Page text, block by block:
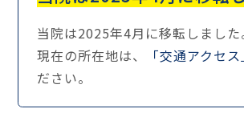
当院は2025年4月に移転しました
現在の所在地は、
「交通アクセス
ださい。